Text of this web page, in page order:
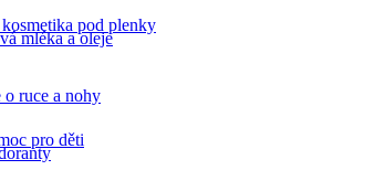
pro děti
gely a krémy
mléka a oleje
o ruce a nohy